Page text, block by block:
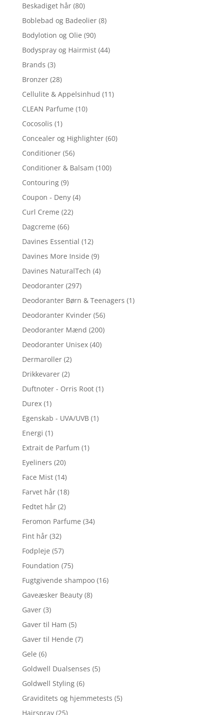
Beskadiget hår (80)
Boblebad og Badeolier (8)
Bodylotion og Olie (90)
Bodyspray og Hairmist (44)
Brands (3)
Bronzer (28)
Cellulite & Appelsinhud (11)
CLEAN Parfume (10)
Cocosolis (1)
Concealer og Highlighter (60)
Conditioner (56)
Conditioner & Balsam (100)
Contouring (9)
Coupon - Deny (4)
Curl Creme (22)
Dagcreme (66)
Davines Essential (12)
Davines More Inside (9)
Davines NaturalTech (4)
Deodoranter (297)
Deodoranter Børn & Teenagers (1)
Deodoranter Kvinder (56)
Deodoranter Mænd (200)
Deodoranter Unisex (40)
Dermaroller (2)
Drikkevarer (2)
Duftnoter - Orris Root (1)
Durex (1)
Egenskab - UVA/UVB (1)
Energi (1)
Extrait de Parfum (1)
Eyeliners (20)
Face Mist (14)
Farvet hår (18)
Fedtet hår (2)
Feromon Parfume (34)
Fint hår (32)
Fodpleje (57)
Foundation (75)
Fugtgivende shampoo (16)
Gaveæsker Beauty (8)
Gaver (3)
Gaver til Ham (5)
Gaver til Hende (7)
Gele (6)
Goldwell Dualsenses (5)
Goldwell Styling (6)
Graviditets og hjemmetests (5)
Hairspray (25)